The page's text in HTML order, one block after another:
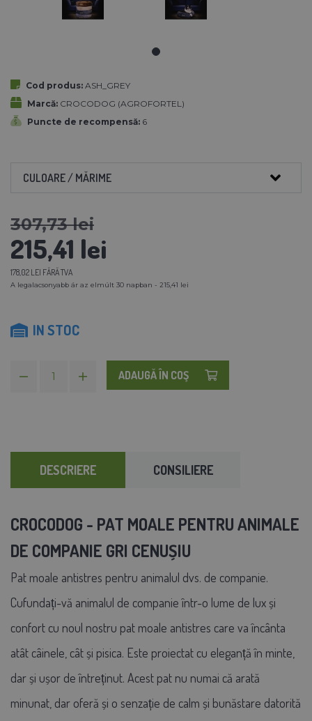
Cod produs: ASH_GREY
Marcă: CROCODOG (AGROFORTEL)
Puncte de recompensă: 6
CULOARE / MĂRIME
307,73 lei
215,41 lei
178,02 LEI FĂRĂ TVA
A legalacsonyabb ár az elmúlt 30 napban - 215,41 lei
IN STOC
ADAUGĂ ÎN COŞ
DESCRIERE CONSILIERE
CROCODOG - PAT MOALE PENTRU ANIMALE
DE COMPANIE GRI CENUȘIU
Pat moale antistres pentru animalul dvs. de companie.
Cufundați-vă animalul de companie într-o lume de lux și
confort cu noul nostru pat moale antistres care va încânta
atât câinele, cât și pisica. Este proiectat cu eleganță în minte,
dar și ușor de întreținut. Acest pat nu numai că arată
minunat, dar oferă și o senzație de calm și bunăstare datorită